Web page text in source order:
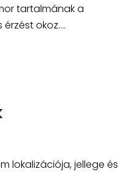
tartalmának a
okoz....
lokalizációja, jellege és